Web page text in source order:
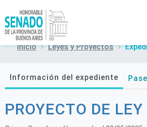
SECRETARÍAS
PRENSA
Inicio Leyes y Proyectos
Información del expediente
PROYECTO DE LEY